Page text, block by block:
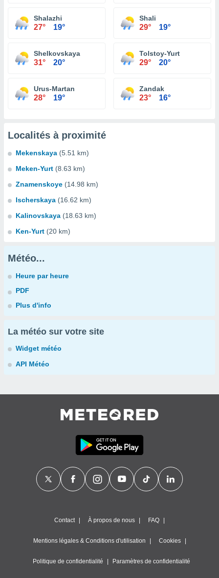
Shalazhi
27° 19°
Shali
29° 19°
Shelkovskaya
31° 20°
Tolstoy-Yurt
29° 20°
Urus-Martan
28° 19°
Zandak
23° 16°
Localités à proximité
Mekenskaya (5.51 km)
Meken-Yurt (8.63 km)
Znamenskoye (14.98 km)
Ischerskaya (16.62 km)
Kalinovskaya (18.63 km)
Ken-Yurt (20 km)
Météo...
Heure par heure
PDF
Plus d'info
La météo sur votre site
Widget météo
API Météo
Contact À propos de nous FAQ
Mentions légales & Conditions d'utilisation Cookies
Politique de confidentialité Paramètres de confidentialité